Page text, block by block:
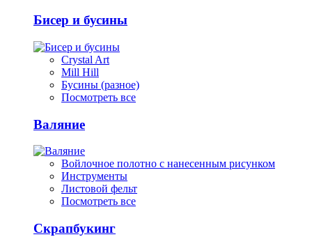
Бисер и бусины
Crystal Art
Mill Hill
Бусины (разное)
Посмотреть все
Валяние
Войлочное полотно с нанесенным рисунком
Инструменты
Листовой фельт
Посмотреть все
Скрапбукинг